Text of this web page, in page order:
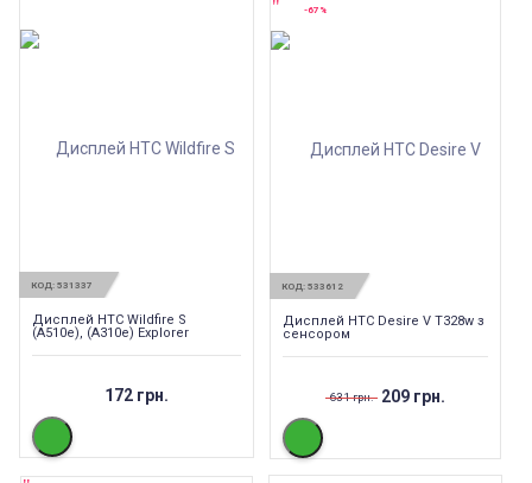
КОД: 531337
Дисплей HTC Wildfire S
(A510e), (A310e) Explorer
172 грн.
КОД: 533612
-67%
Дисплей HTC Desire V T328w з
сенсором
631 грн. 209 грн.